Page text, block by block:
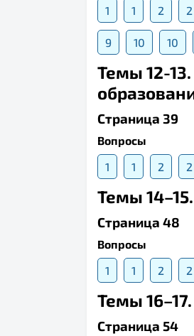
1
1 2 2
9 10 10
Темы 12-
Страница 39
Вопросы
1
1 2 2
Темы
Страница 48
Вопросы
1
1 2 2
Темы
Страница 54